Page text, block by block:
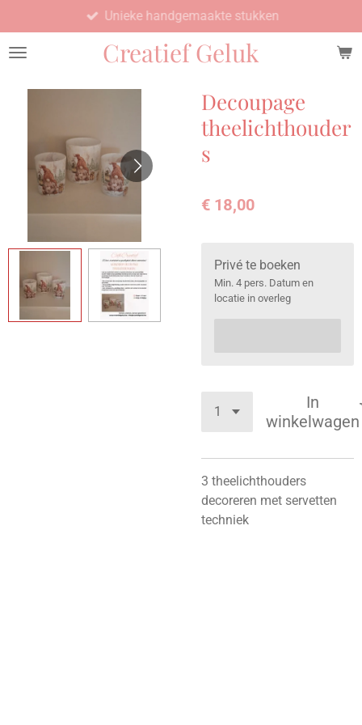
direct
naar
Creatief Geluk
Unieke handgemaakte stukken
Decoupage
theelichthouder
s
€ 18,00
Privé te boeken
Min. 4 pers. Datum en
locatie in overleg
In
winkelwagen
3 theelichthouders
decoreren met servetten
techniek